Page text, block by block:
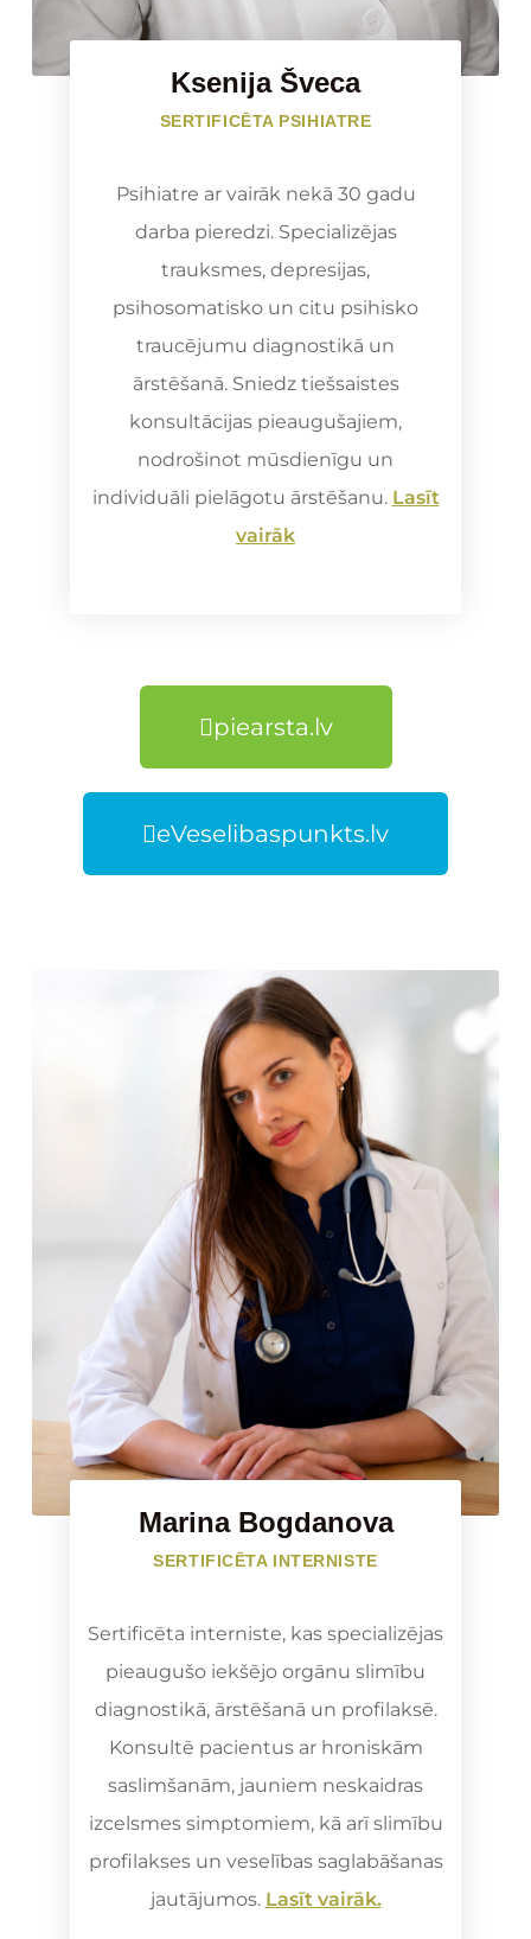
Ksenija Šveca
SERTIFICĒTA PSIHIATRE
Psihiatre ar vairāk nekā 30 gadu
darba pieredzi. Specializējas
trauksmes, depresijas,
psihosomatisko un citu psihisko
traucējumu diagnostikā un
ārstēšanā. Sniedz tiešsaistes
konsultācijas pieaugušajiem,
nodrošinot mūsdienīgu un
individuāli pielāgotu ārstēšanu. Lasīt
vairāk
piearsta.lv
eVeselibaspunkts.lv
Marina Bogdanova
SERTIFICĒTA INTERNISTE
Sertificēta interniste, kas specializējas
pieaugušo iekšējo orgānu slimību
diagnostikā, ārstēšanā un profilaksē.
Konsultē pacientus ar hroniskām
saslimšanām, jauniem neskaidras
izcelsmes simptomiem, kā arī slimību
profilakses un veselības saglabāšanas
jautājumos. Lasīt vairāk.